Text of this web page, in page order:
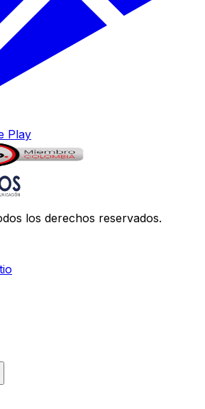
Play
los derechos reservados.